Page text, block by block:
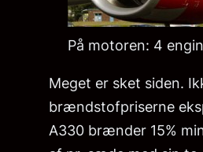
På motoren: 4
Meget er sket siden.
brændstofpriserne
A330 brænder 15%